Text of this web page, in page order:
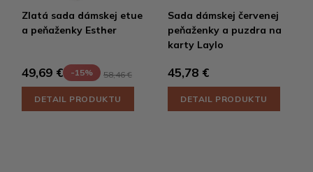
Zlatá sada dámskej etue
a peňaženky Esther
49,69 € -15% 58,46 €
DETAIL PRODUKTU
Sada dámskej červenej
peňaženky a puzdra na
karty Laylo
45,78 €
DETAIL PRODUKTU